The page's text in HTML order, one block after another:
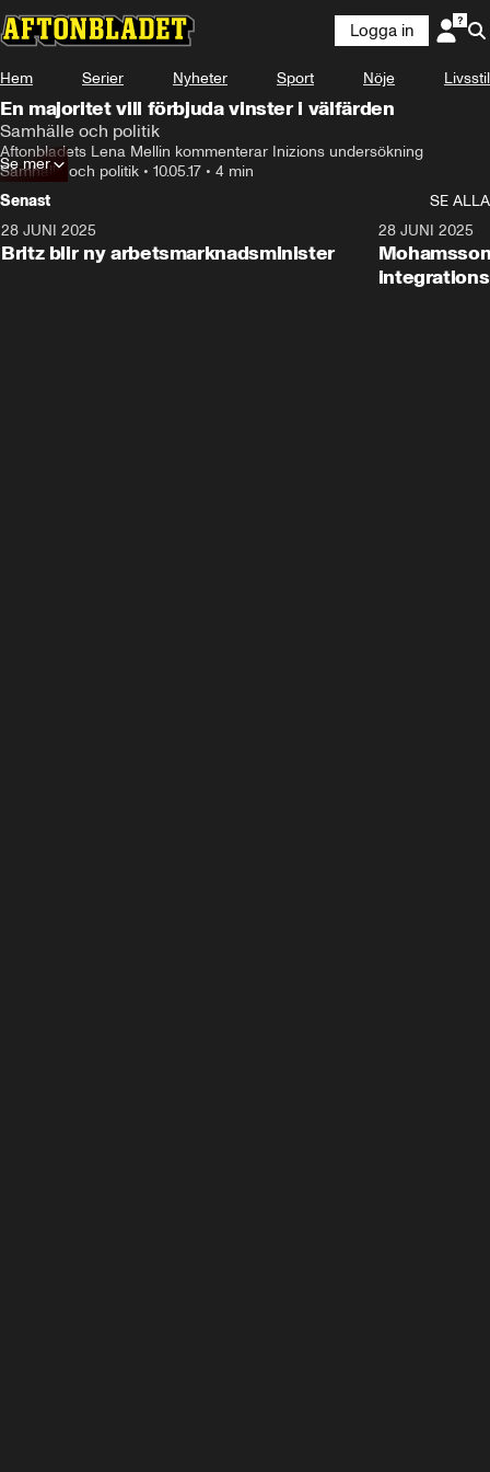
Logga in
Hem Serier Nyheter Sport Nöje Livsstil
En majoritet vill förbjuda vinster i välfärden
Samhälle och politik
Aftonbladets Lena Mellin kommenterar Inizions undersökning
Samhälle och politik • 10.05.17 • 4 min
Se mer
Senast
SE ALLA
28 JUNI 2025
Britz blir ny arbetsmarknadsminister
28 JUNI 2025